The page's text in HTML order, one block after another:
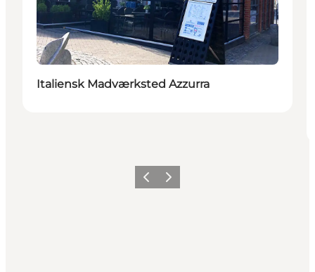
Italiensk Madværksted Azzurra
ForrigeNæste